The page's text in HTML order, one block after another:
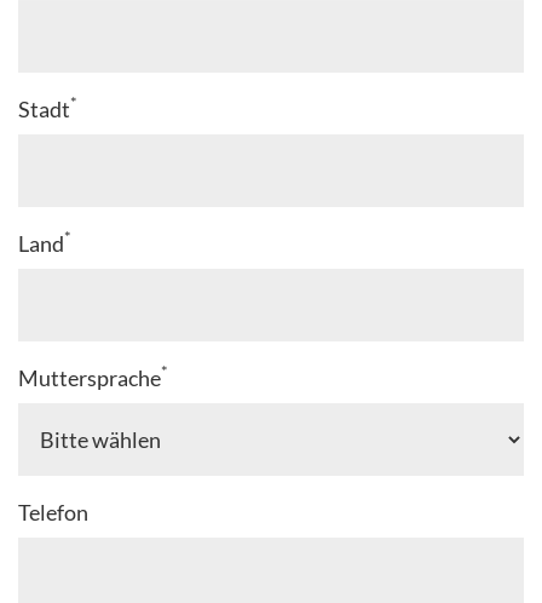
Stadt*
Land*
Muttersprache*
Telefon